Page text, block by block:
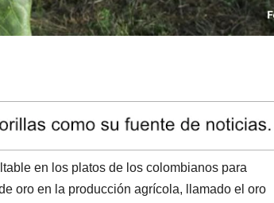
en los platos de los colombianos para
oro en la producción agrícola, llamado el oro